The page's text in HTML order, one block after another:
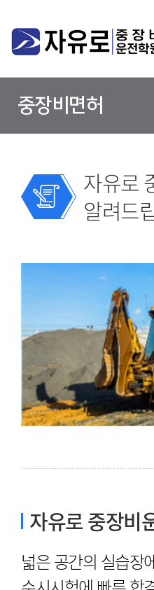
중장비면허
자유로
알려드
자유로 중장비
넓은 공간의 실습장